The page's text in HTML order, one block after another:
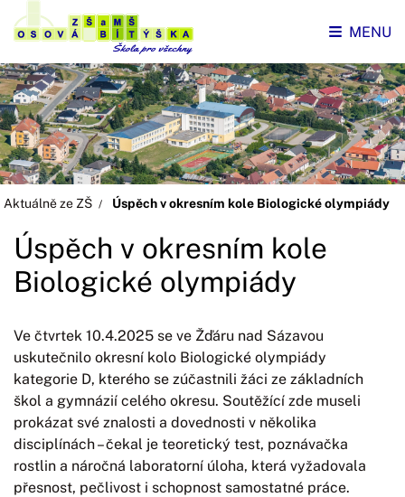
MENU
Aktuálně ze ZŠ Úspěch v okresním kole Biologické olympiády
Úspěch v okresním kole
Biologické olympiády
Ve čtvrtek 10.4.2025 se ve Žďáru nad Sázavou
uskutečnilo okresní kolo Biologické olympiády
kategorie D, kterého se zúčastnili žáci ze základních
škol a gymnázií celého okresu. Soutěžící zde museli
prokázat své znalosti a dovednosti v několika
disciplínách – čekal je teoretický test, poznávačka
rostlin a náročná laboratorní úloha, která vyžadovala
přesnost, pečlivost i schopnost samostatné práce.